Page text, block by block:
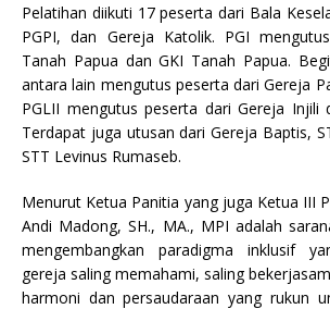
Pelatihan diikuti 17 peserta dari Bala
PGPI, dan Gereja Katolik. PGI
Tanah Papua dan GKI Tanah Papua.
antara lain mengutus peserta dari Gereja
PGLII mengutus peserta dari Gereja Injili
Terdapat juga utusan dari Gereja Baptis,
STT Levinus Rumaseb.
Menurut Ketua Panitia yang juga Ketua III
Andi Madong, SH., MA., MPI adalah
mengembangkan paradigma inklusif
gereja saling memahami, saling
harmoni dan persaudaraan yang rukun